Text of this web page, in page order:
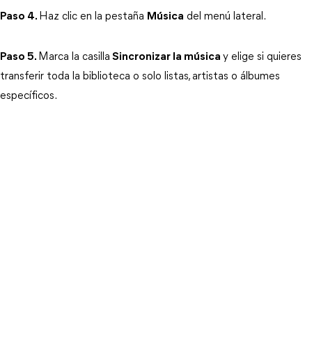
Paso 4. Haz clic en la pestaña Música del menú lateral.
Paso 5. Marca la casilla Sincronizar la música y elige si quieres
transferir toda la biblioteca o solo listas, artistas o álbumes
específicos.